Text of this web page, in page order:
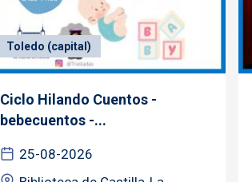
Toledo (capital)
Ciclo Hilando Cuentos -
bebecuentos -...
25-08-2026